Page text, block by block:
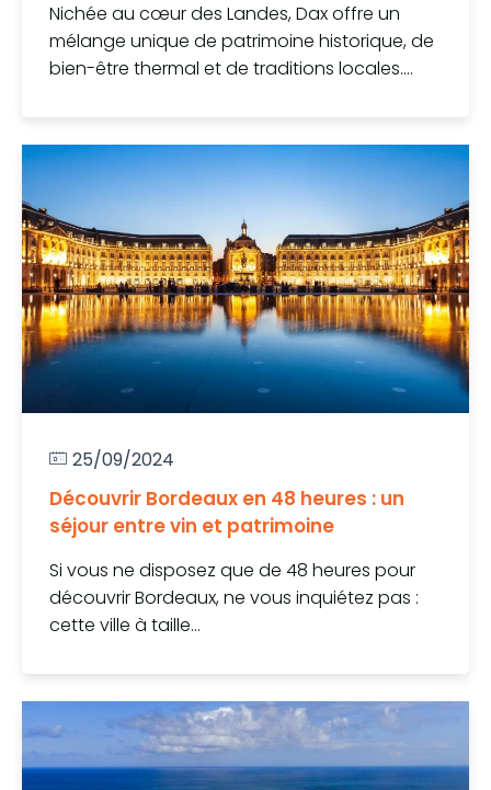
Nichée au cœur des Landes, Dax offre un
mélange unique de patrimoine historique, de
bien-être thermal et de traditions locales....
25/09/2024
Découvrir Bordeaux en 48 heures : un
séjour entre vin et patrimoine
Si vous ne disposez que de 48 heures pour
découvrir Bordeaux, ne vous inquiétez pas :
cette ville à taille...